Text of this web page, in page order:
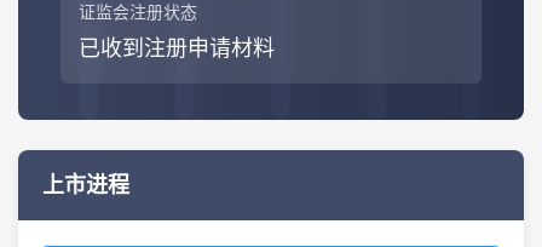
证监会注册状态
已收到注册申请材料
上市进程